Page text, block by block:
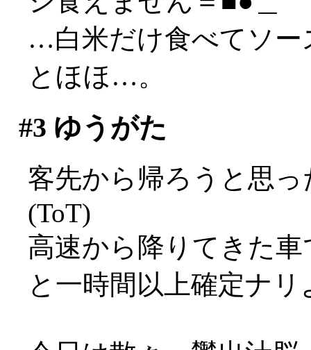
…白米だけ食べてソー
とほほ…。
#3 ゆうがた
客先から帰ろうと思
(ToT)
高速から降りてきた
と一時間以上確定ナリ